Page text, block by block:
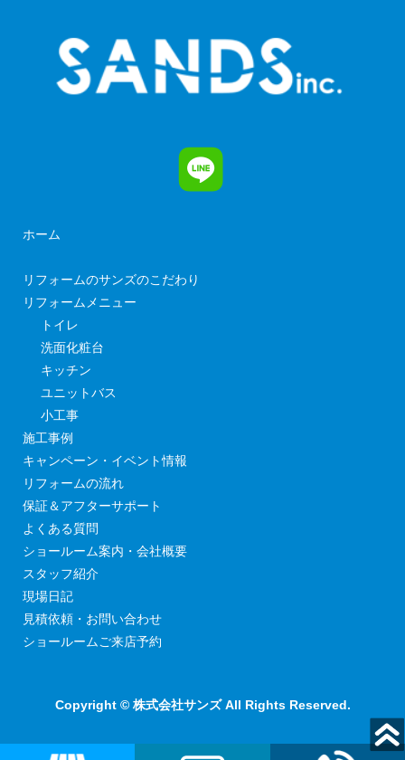
ホーム
リフォームのサンズのこだわり
リフォームメニュー
トイレ
洗面化粧台
キッチン
ユニットバス
小工事
施工事例
キャンペーン・イベント情報
リフォームの流れ
保証＆アフターサポート
よくある質問
ショールーム案内・会社概要
スタッフ紹介
現場日記
見積依頼・お問い合わせ
ショールームご来店予約
Copyright © 株式会社サンズ All Rights Reserved.